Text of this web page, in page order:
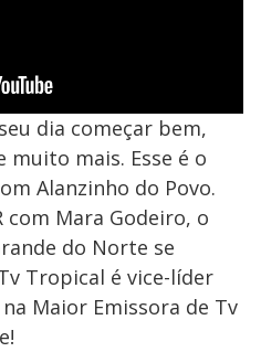
dia começar bem,
mais. Esse é o
Alanzinho do Povo.
com Mara Godeiro, o
do Norte se
Tropical é vice-líder
Maior Emissora de Tv